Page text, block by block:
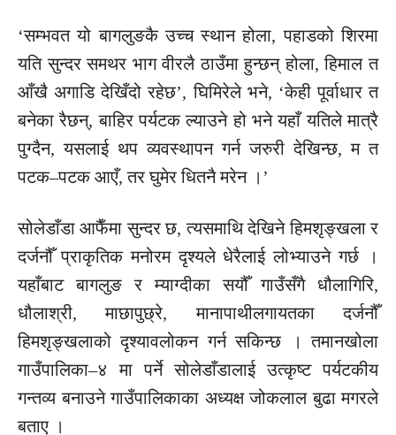
‘सम्भवत यो बागलुङकै उच्च स्थान होला, पहाडको शिरमा
यति सुन्दर समथर भाग वीरलै ठाउँमा हुन्छन् होला, हिमाल त
आँखै अगाडि देखिँदो रहेछ’, घिमिरेले भने, ‘केही पूर्वाधार त
बनेका रैछन्, बाहिर पर्यटक ल्याउने हो भने यहाँ यतिले मात्रै
पुग्दैन, यसलाई थप व्यवस्थापन गर्न जरुरी देखिन्छ, म त
पटक–पटक आएँ, तर घुमेर धितनै मरेन ।’
सोलेडाँडा आफैँमा सुन्दर छ, त्यसमाथि देखिने हिमशृङ्खला र
दर्जनौँ प्राकृतिक मनोरम दृश्यले धेरैलाई लोभ्याउने गर्छ ।
यहाँबाट बागलुङ र म्याग्दीका सयौँ गाउँसँगै धौलागिरि,
धौलाश्री, माछापुछ्रे, मानापाथीलगायतका दर्जनौँ
हिमशृङ्खलाको दृश्यावलोकन गर्न सकिन्छ । तमानखोला
गाउँपालिका–४ मा पर्ने सोलेडाँडालाई उत्कृष्ट पर्यटकीय
गन्तव्य बनाउने गाउँपालिकाका अध्यक्ष जोकलाल बुढा मगरले
बताए ।